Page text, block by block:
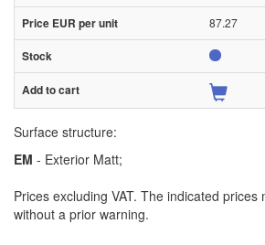
87.27
Surface structure:
EM - Exterior Matt;
Prices excluding VAT. The indicated prices
without a prior warning.